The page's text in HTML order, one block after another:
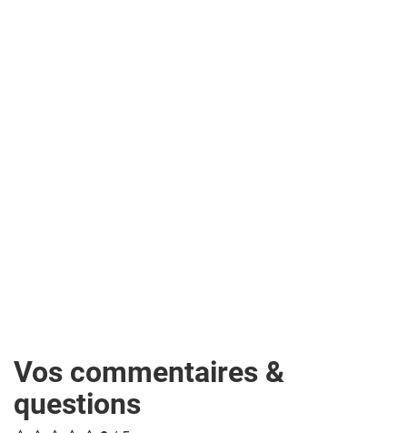
Vos commentaires &
questions